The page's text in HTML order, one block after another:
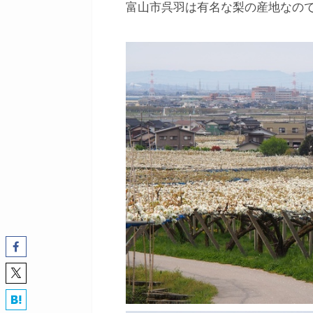
富山市呉羽は有名な梨の産地なの